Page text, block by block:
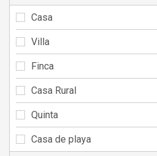
Casa
Villa
Finca
Casa Rural
Quinta
Casa de playa